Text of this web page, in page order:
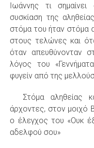
Ιωάννης τι
συσκίαση της
στόμα του ήταν στόμα
στους τελώνες και
όταν απευθύνονταν
λόγος του
φυγείν από της
Στόμα αληθείας
άρχοντες, στον
ο έλεγχος του «Ουκ
αδελφού σου»